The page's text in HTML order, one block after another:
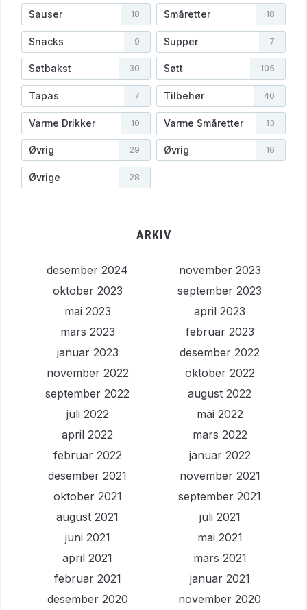
Sauser 18 Småretter 18
Snacks 9 Supper 7
Søtbakst 30 Søtt 105
Tapas 7 Tilbehør 40
Varme Drikker 10 Varme Småretter 13
Øvrig 29 Øvrig 16
Øvrige 28
ARKIV
desember 2024
november 2023
oktober 2023
september 2023
mai 2023
april 2023
mars 2023
februar 2023
januar 2023
desember 2022
november 2022
oktober 2022
september 2022
august 2022
juli 2022
mai 2022
april 2022
mars 2022
februar 2022
januar 2022
desember 2021
november 2021
oktober 2021
september 2021
august 2021
juli 2021
juni 2021
mai 2021
april 2021
mars 2021
februar 2021
januar 2021
desember 2020
november 2020